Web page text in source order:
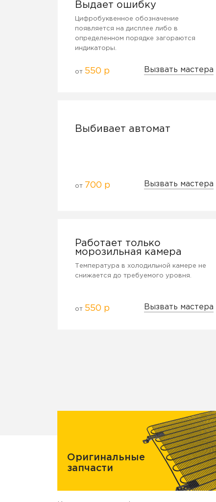
Выдает ошибку
Цифробуквенное обозначение
появляется на дисплее либо в
определенном порядке загораются
индикаторы.
от 550 р Вызвать мастера
Выбивает автомат
от 700 р Вызвать мастера
Работает только
морозильная камера
Температура в холодильной камере не
снижается до требуемого уровня.
от 550 р Вызвать мастера
Оригинальные
запчасти